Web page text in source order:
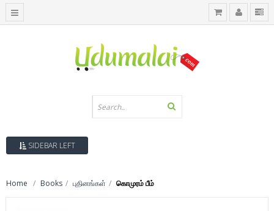
SIDEBAR LEFT
Home Books புதினங்கள் கொமுரம் பீம்